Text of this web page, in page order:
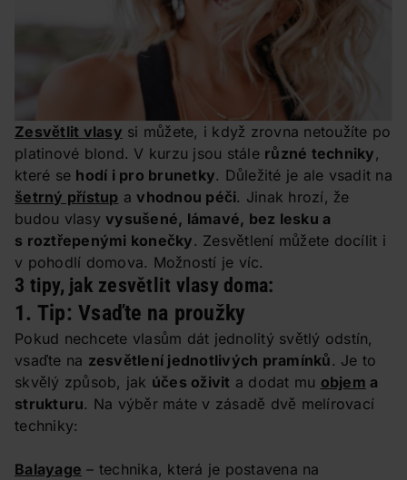
Zesvětlit vlasy si můžete, i když zrovna netoužíte po
platinové blond. V kurzu jsou stále různé techniky,
které se hodí i pro brunetky. Důležité je ale vsadit na
šetrný přístup avhodnou péči. Jinak hrozí, že
budou vlasy vysušené, lámavé, bez lesku a
s roztřepenými konečky. Zesvětlení můžete docílit i
v pohodlí domova. Možností je víc.
3 tipy, jak zesvětlit vlasy doma:
1. Tip: Vsaďte na proužky
Pokud nechcete vlasům dát jednolitý světlý odstín,
vsaďte na zesvětlení jednotlivých pramínků. Je to
skvělý způsob, jak účes oživit a dodat mu objem a
strukturu. Na výběr máte v zásadě dvě melírovací
techniky:
Balayage – technika, která je postavena na